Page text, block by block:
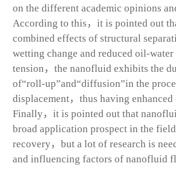
on the different academic opinions
According to this，it is pointed out
combined effects of structural
wetting change and reduced oil-
tension，the nanofluid exhibits the
of“roll-up”and“diffusion”in the
displacement，thus having
Finally，it is pointed out that
broad application prospect in the
recovery，but a lot of research is
and influencing factors of nanofluid